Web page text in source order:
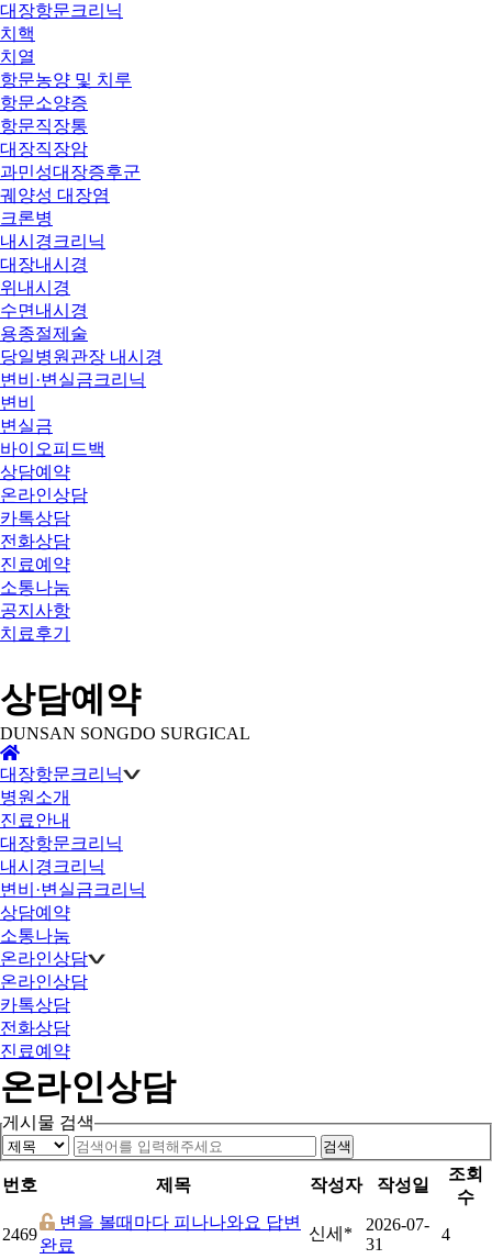
대장항문크리닉
치핵
치열
항문농양 및 치루
항문소양증
항문직장통
대장직장암
과민성대장증후군
궤양성 대장염
크론병
내시경크리닉
대장내시경
위내시경
수면내시경
용종절제술
당일병원관장 내시경
변비·변실금크리닉
변비
변실금
바이오피드백
상담예약
온라인상담
카톡상담
전화상담
진료예약
소통나눔
공지사항
치료후기
상담예약
DUNSAN SONGDO SURGICAL
대장항문크리닉
병원소개
진료안내
대장항문크리닉
내시경크리닉
변비·변실금크리닉
상담예약
소통나눔
온라인상담
온라인상담
카톡상담
전화상담
진료예약
온라인상담
게시물 검색
검색
번호 제목 작성자 작성일
조회
수
2469
변을 볼때마다 피나나와요 답변
완료
신세*
2026-07-
31
4